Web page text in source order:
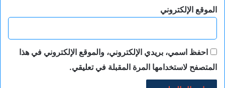
الموقع الإلكتروني
احفظ اسمي، بريدي الإلكتروني، والموقع الإلكتروني في هذا
المتصفح لاستخدامها المرة المقبلة في تعليقي.